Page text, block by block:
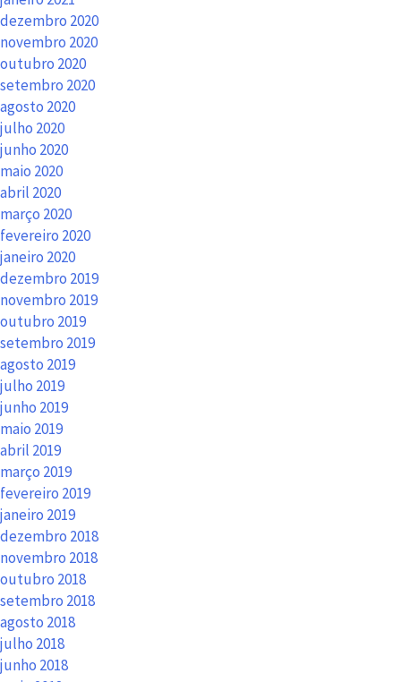
dezembro 2020
novembro 2020
outubro 2020
setembro 2020
agosto 2020
julho 2020
junho 2020
maio 2020
abril 2020
março 2020
fevereiro 2020
janeiro 2020
dezembro 2019
novembro 2019
outubro 2019
setembro 2019
agosto 2019
julho 2019
junho 2019
maio 2019
abril 2019
março 2019
fevereiro 2019
janeiro 2019
dezembro 2018
novembro 2018
outubro 2018
setembro 2018
agosto 2018
julho 2018
junho 2018